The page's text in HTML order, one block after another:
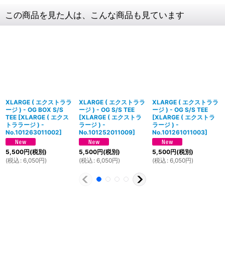
この商品を見た人は、こんな商品も見ています
XLARGE ( エクストララ
ージ ) - OG BOX S/S
TEE [XLARGE ( エクス
トララージ ) -
No.101263011002]
5,500円(税別)
(税込 : 6,050円)
XLARGE ( エクストララ
ージ ) - OG S/S TEE
[XLARGE ( エクストラ
ラージ ) -
No.101252011009]
5,500円(税別)
(税込 : 6,050円)
XLARGE ( エクストララ
ージ ) - OG S/S TEE
[XLARGE ( エクストラ
ラージ ) -
No.101261011003]
5,500円(税別)
(税込 : 6,050円)